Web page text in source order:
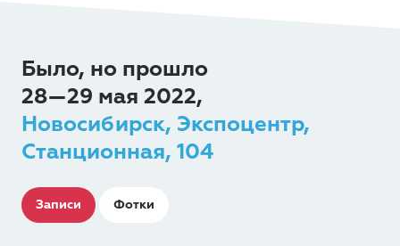
Было, но прошло
28—29 мая 2022,
Новосибирск, Экспоцентр,
Станционная, 104
Записи Фотки